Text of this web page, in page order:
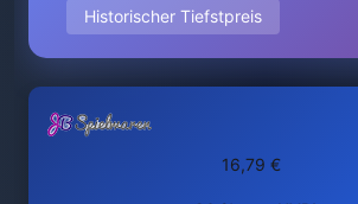
Historischer Tiefstpreis
16,79 €